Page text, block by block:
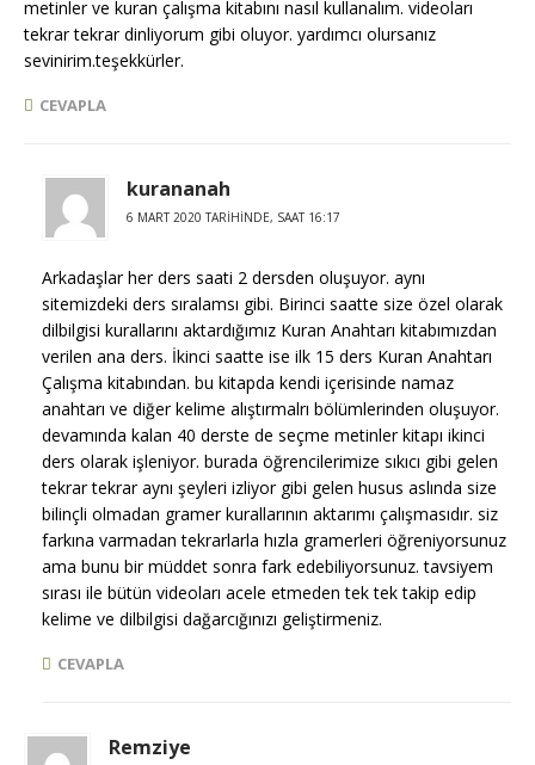
metinler ve kuran çalışma kitabını nasıl kullanalım. videoları
tekrar tekrar dinliyorum gibi oluyor. yardımcı olursanız
sevinirim.teşekkürler.
CEVAPLA
kurananah
6 MART 2020 TARIHINDE, SAAT 16:17
Arkadaşlar her ders saati 2 dersden oluşuyor. aynı
sitemizdeki ders sıralamsı gibi. Birinci saatte size özel olarak
dilbilgisi kurallarını aktardığımız Kuran Anahtarı kitabımızdan
verilen ana ders. İkinci saatte ise ilk 15 ders Kuran Anahtarı
Çalışma kitabından. bu kitapda kendi içerisinde namaz
anahtarı ve diğer kelime alıştırmalrı bölümlerinden oluşuyor.
devamında kalan 40 derste de seçme metinler kitapı ikinci
ders olarak işleniyor. burada öğrencilerimize sıkıcı gibi gelen
tekrar tekrar aynı şeyleri izliyor gibi gelen husus aslında size
bilinçli olmadan gramer kurallarının aktarımı çalışmasıdır. siz
farkına varmadan tekrarlarla hızla gramerleri öğreniyorsunuz
ama bunu bir müddet sonra fark edebiliyorsunuz. tavsiyem
sırası ile bütün videoları acele etmeden tek tek takip edip
kelime ve dilbilgisi dağarcığınızı geliştirmeniz.
CEVAPLA
Remziye